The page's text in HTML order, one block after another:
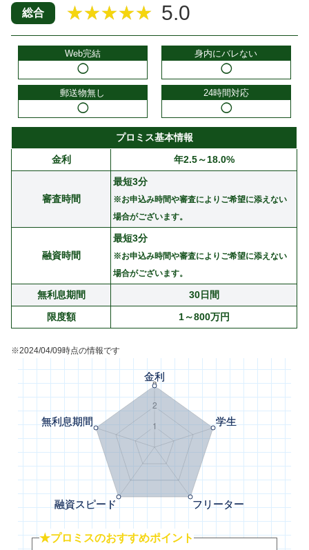
総合 ★★★★★ 5.0
Web完結
◯
身内にバレない
◯
郵送物無し
◯
24時間対応
◯
プロミス基本情報
金利
年2.5～18.0%
審査時間
最短3分
※お申込み時間や審査によりご希望に添えない
場合がございます。
融資時間
最短3分
※お申込み時間や審査によりご希望に添えない
場合がございます。
無利息期間
30日間
限度額
1～800万円
※2024/04/09時点の情報です
★プロミスのおすすめポイント